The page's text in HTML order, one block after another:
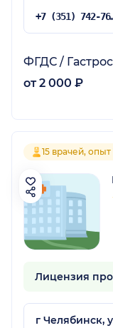
+7
ФГДС /
от 2 000 ₽
15 врачей, опыт
Лицензия
г Челябинск,